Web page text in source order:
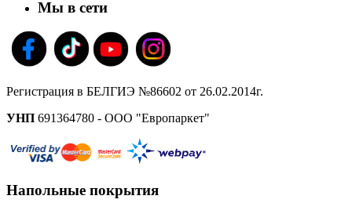
Мы в сети
Регистрация в БЕЛГИЭ №86602 от 26.02.2014г.
УНП 691364780 - ООО "Европаркет"
Напольные покрытия